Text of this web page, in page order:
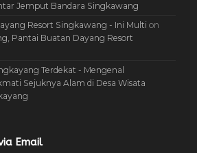
Jemput Bandara Singkawang
Resort Singkawang - Ini Multi on
Pantai Buatan Dayang Resort
Terdekat - Mengenal
Sejuknya Alam di Desa Wisata
Email